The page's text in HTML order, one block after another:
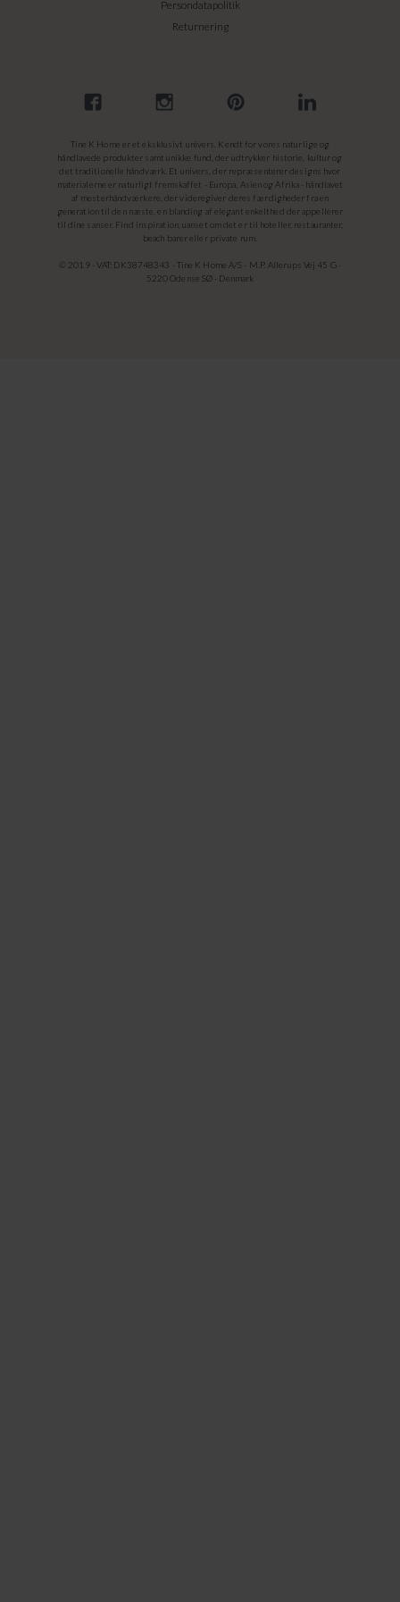
Persondatapolitik
Returnering
Tine K Home er et eksklusivt univers. Kendt for vores naturlige og
håndlavede produkter samt unikke fund, der udtrykker historie, kultur og
det traditionelle håndværk. Et univers, der repræsenterer designs hvor
materialerne er naturligt fremskaffet - Europa, Asien og Afrika - håndlavet
af mesterhåndværkere, der videregiver deres færdigheder fra en
generation til den næste, en blanding af elegant enkelthed der appellerer
til dine sanser. Find inspiration, uanset om det er til hoteller, restauranter,
beach barer eller private rum.
© 2019 - VAT: DK38748343 - Tine K Home A/S - M.P. Allerups Vej 45 G -
5220 Odense SØ - Denmark